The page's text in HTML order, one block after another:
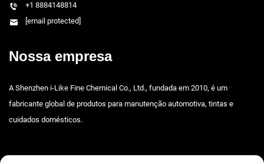
+1 8884148814
[email protected]
Nossa empresa
A Shenzhen i-Like Fine Chemical Co., Ltd., fundada em 2010, é um
fabricante global de produtos para manutenção automotiva, tintas e
cuidados domésticos.